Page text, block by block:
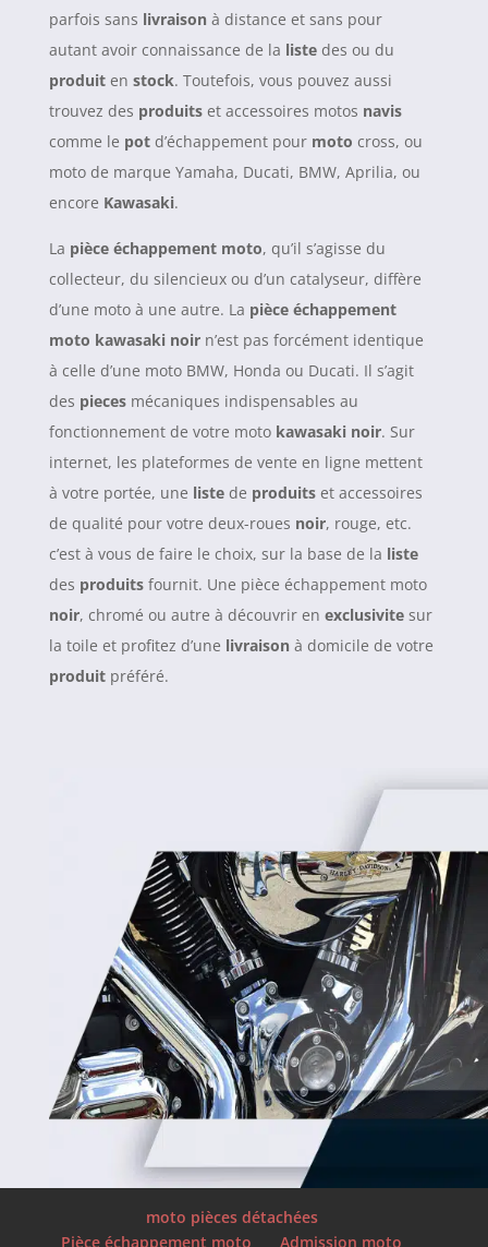
parfois sans livraison à distance et sans pour
autant avoir connaissance de la listedes ou du
produiten stock. Toutefois, vous pouvez aussi
trouvez des produitset accessoires motos navis
comme le potd’échappement pour moto cross, ou
moto de marque Yamaha, Ducati, BMW, Aprilia, ou
encore Kawasaki.
La pièce échappement moto, qu’il s’agisse du
collecteur, du silencieux ou d’un catalyseur, diffère
d’une moto à une autre. La pièce échappement
moto kawasaki noirn’est pas forcément identique
à celle d’une moto BMW, Honda ou Ducati. Il s’agit
des piecesmécaniques indispensables au
fonctionnement de votre moto kawasaki noir. Sur
internet, les plateformes de vente en ligne mettent
à votre portée, une listede produitset accessoires
de qualité pour votre deux-roues noir, rouge, etc.
c’est à vous de faire le choix, sur la base de la liste
des produitsfournit. Une pièce échappement moto
noir, chromé ou autre à découvrir en exclusivitesur
la toile et profitez d’une livraison à domicile de votre
produitpréféré.
moto pièces détachées
Pièce échappement moto
Admission moto